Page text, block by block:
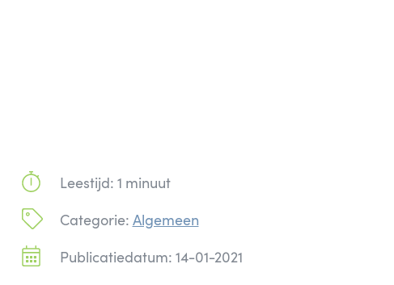
Leestijd: 1 minuut
Categorie: Algemeen
Publicatiedatum: 14-01-2021